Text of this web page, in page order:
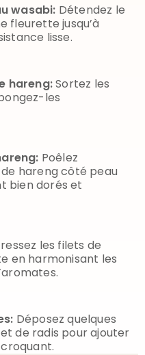
wasabi: Détendez le
fleurette jusqu’à
lisse.
hareng:Sortez les
les
Poêlez
hareng côté peau
bien dorés et
les filets de
en harmonisant les
Déposez quelques
de radis pour ajouter